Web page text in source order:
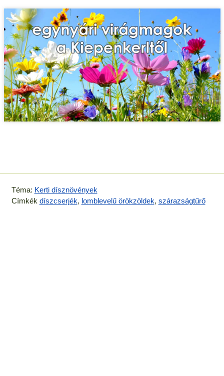
Téma: Kerti dísznövények
Címkék díszcserjék, lomblevelű örökzöldek, szárazságtűrő